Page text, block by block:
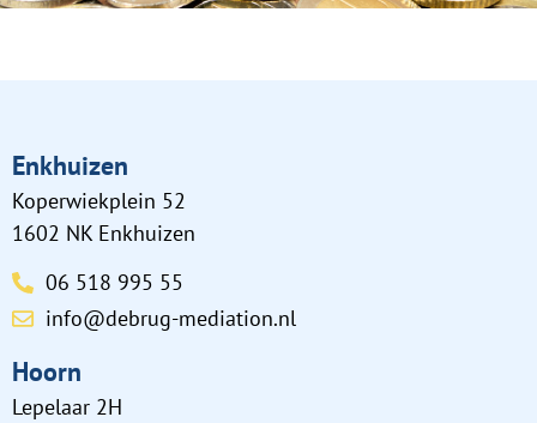
Enkhuizen
Koperwiekplein 52
1602 NK Enkhuizen
06 518 995 55
info@debrug-mediation.nl
Hoorn
Lepelaar 2H